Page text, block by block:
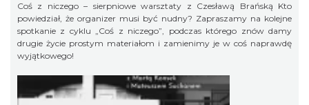
Coś z niczego – sierpniowe warsztaty z Czesławą Brańską Kto
powiedział, że organizer musi być nudny? Zapraszamy na kolejne
spotkanie z cyklu „Coś z niczego”, podczas którego znów damy
drugie życie prostym materiałom i zamienimy je w coś naprawdę
wyjątkowego!